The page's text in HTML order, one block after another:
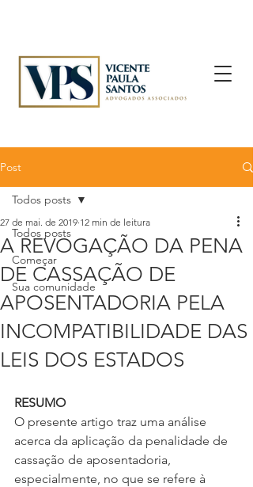
Post
Todos posts
Começar
Sua comunidade
Todos posts
A REVOGAÇÃO DA PENA
DE CASSAÇÃO DE
APOSENTADORIA PELA
INCOMPATIBILIDADE DAS
LEIS DOS ESTADOS
27 de mai. de 2019 12 min de leitura
RESUMO
O presente artigo traz uma análise
acerca da aplicação da penalidade de
cassação de aposentadoria,
especialmente, no que se refere à